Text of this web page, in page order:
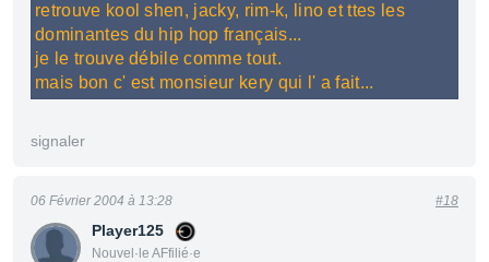
retrouve kool shen, jacky, rim-k, lino et ttes les
dominantes du hip hop français...
je le trouve débile comme tout.
mais bon c' est monsieur kery qui l' a fait...
signaler
Player125
Nouvel·le AFfilié·e
06 Février 2004 à 13:28 #18